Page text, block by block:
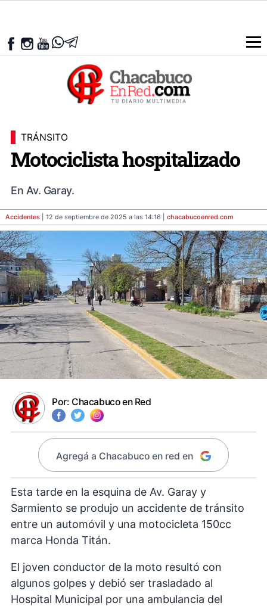
TRÁNSITO
Motociclista hospitalizado
En Av. Garay.
Accidentes | 12 de septiembre de 2025 a las 14:16 | chacabucoenred.com
Por: Chacabuco en Red
Agregá a Chacabuco en red en
Esta tarde en la esquina de Av. Garay y
Sarmiento se produjo un accidente de tránsito
entre un automóvil y una motocicleta 150cc
marca Honda Titán.
El joven conductor de la moto resultó con
algunos golpes y debió ser trasladado al
Hospital Municipal por una ambulancia del